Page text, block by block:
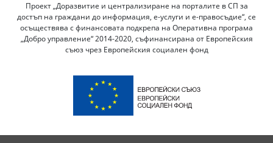
Проект „Доразвитие и централизиране на порталите в СП за
достъп на граждани до информация, е-услуги и е-правосъдие“, се
осъществява с финансовата подкрепа на Оперативна програма
„Добро управление“ 2014-2020, съфинансирана от Европейския
съюз чрез Европейския социален фонд